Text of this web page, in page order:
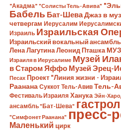
"Акадма" "Солисты Тель-Авива"
Бабель Бат-ШеваДжаз в
четвергам Иерусалим
Израиль Израильская
Израильский вокальный ансамбль
Лена Лагутина Леонид Пташка
Израиля в Иерусалиме Музей
в Старом Яффо Музей Эрец-
Песах Проект "Линия жизни -
Раанана Суккот Тель-Авив Тель-
Фестиваль Израиля Ханука Эйн-
ансамбль "Бат-Шева"
"Симфонет Раанана" пресс-
Маленький цирк